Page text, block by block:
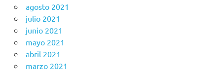
agosto 2021
julio 2021
junio 2021
mayo 2021
abril 2021
marzo 2021